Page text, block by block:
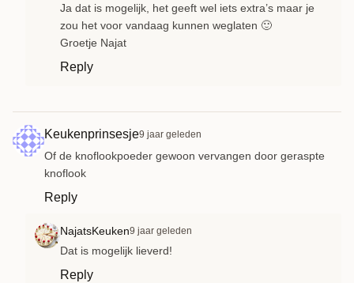
Ja dat is mogelijk, het geeft wel iets extra’s maar je
zou het voor vandaag kunnen weglaten 🙂
Groetje Najat
Reply
Keukenprinsesje9 jaar geleden
Of de knoflookpoeder gewoon vervangen door geraspte
knoflook
Reply
NajatsKeuken9 jaar geleden
Dat is mogelijk lieverd!
Reply